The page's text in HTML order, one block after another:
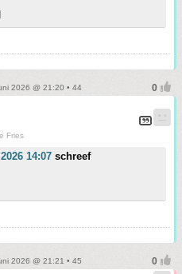
2026 @ 21:20 • 44
Fries
14:07 schreef
2026 @ 21:21 • 45